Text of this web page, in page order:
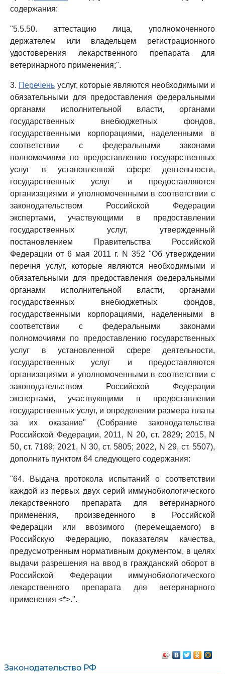
Законодательство РФ
содержания:
"5.5.50. аттестацию лица, уполномоченного
держателем или владельцем регистрационного
удостоверения лекарственного препарата для
ветеринарного применения;".
3. Перечень услуг, которые являются необходимыми и
обязательными для предоставления федеральными
органами исполнительной власти, органами
государственных внебюджетных фондов,
государственными корпорациями, наделенными в
соответствии с федеральными законами
полномочиями по предоставлению государственных
услуг в установленной сфере деятельности,
государственных услуг и предоставляются
организациями и уполномоченными в соответствии с
законодательством Российской Федерации
экспертами, участвующими в предоставлении
государственных услуг, утвержденный
постановлением Правительства Российской
Федерации от 6 мая 2011 г. N 352 "Об утверждении
перечня услуг, которые являются необходимыми и
обязательными для предоставления федеральными
органами исполнительной власти, органами
государственных внебюджетных фондов,
государственными корпорациями, наделенными в
соответствии с федеральными законами
полномочиями по предоставлению государственных
услуг в установленной сфере деятельности,
государственных услуг и предоставляются
организациями и уполномоченными в соответствии с
законодательством Российской Федерации
экспертами, участвующими в предоставлении
государственных услуг, и определении размера платы
за их оказание" (Собрание законодательства
Российской Федерации, 2011, N 20, ст. 2829; 2015, N
50, ст. 7189; 2021, N 30, ст. 5805; 2022, N 29, ст. 5507),
дополнить пунктом 64 следующего содержания:
"64. Выдача протокола испытаний о соответствии
каждой из первых двух серий иммунобиологического
лекарственного препарата для ветеринарного
применения, произведенного в Российской
Федерации или ввозимого (перемещаемого) в
Российскую Федерацию, показателям качества,
предусмотренным нормативным документом, в целях
выдачи разрешения на ввод в гражданский оборот в
Российской Федерации иммунобиологического
лекарственного препарата для ветеринарного
применения <*>.".